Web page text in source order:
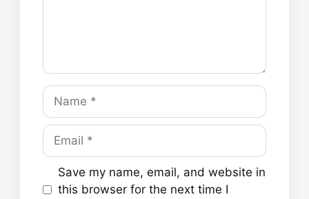
Name
Email
Save my name, email, and website in
this browser for the next time I